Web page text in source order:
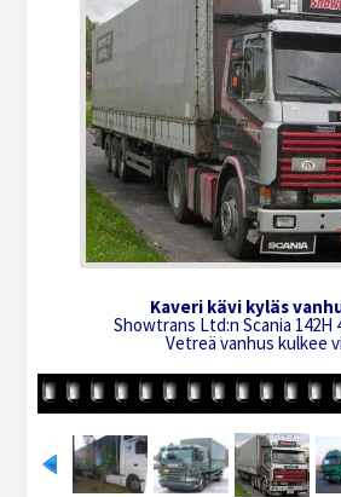
Kaveri kävi kyläs
Showtrans Ltd:n Scania 142H
Vetreä vanhus kulkee